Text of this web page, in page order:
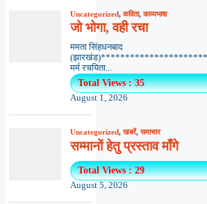
Uncategorized,कविता,काव्यभाषा
जो भोगा, वही रचा
ममता सिंहधनबाद
मर्म रचयिता...
Total Views : 35
August 1, 2026
Uncategorized,खबरें,समाचार
सम्मानों हेतु प्रस्ताव माँगे
Total Views : 29
August 5, 2026